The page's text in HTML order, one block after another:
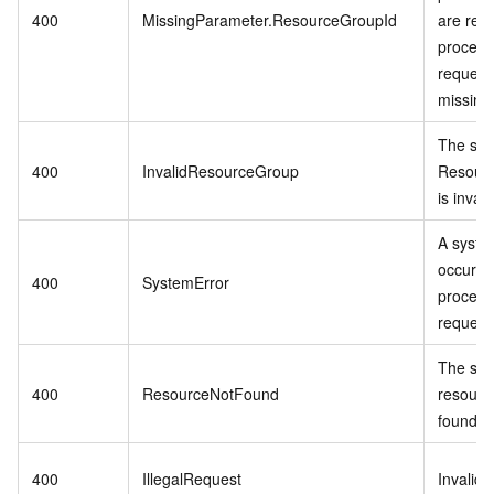
400 MissingParameter.ResourceGroupId
are
missing
400 InvalidResourceGroup
The
is
400 SystemError
A
request
400 ResourceNotFound
The
found
400 IllegalRequest Invalid